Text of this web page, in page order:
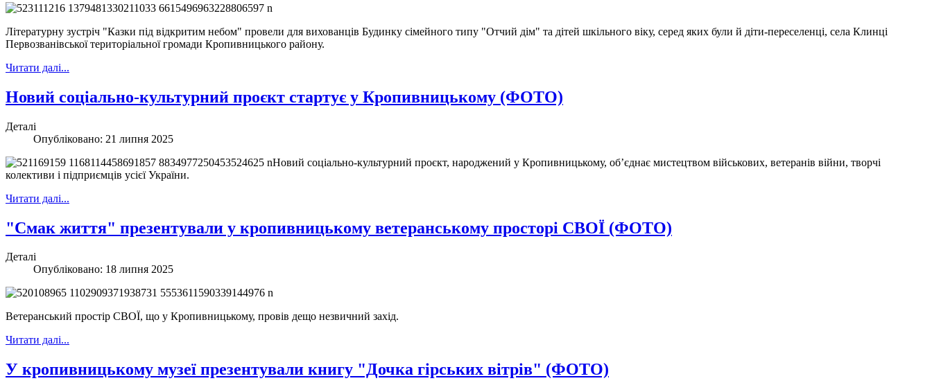
Літературну зустріч "Казки під відкритим небом" провели для вихованців Будинку сімейного типу "Отчий дім" та дітей шкільного віку, серед яких були й діти-переселенці, села Клинці
Первозванівської територіальної громади Кропивницького району.
Читати далі...
Новий соціально-культурний проєкт стартує у Кропивницькому (ФОТО)
Деталі
Опубліковано: 21 липня 2025
Новий соціально-культурний проєкт, народжений у Кропивницькому, обʼєднає мистецтвом військових, ветеранів війни, творчі
колективи і підприємців усієї України.
Читати далі...
"Смак життя" презентували у кропивницькому ветеранському просторі СВОЇ (ФОТО)
Деталі
Опубліковано: 18 липня 2025
Ветеранський простір СВОЇ, що у Кропивницькому, провів дещо незвичний захід.
Читати далі...
У кропивницькому музеї презентували книгу "Дочка гірських вітрів" (ФОТО)